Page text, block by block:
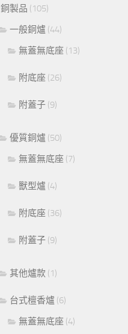
銅製品 (105)
一般銅爐 (44)
無蓋無底座 (13)
附底座 (26)
附蓋子 (9)
優質銅爐 (50)
無蓋無底座 (7)
獸型爐 (4)
附底座 (36)
附蓋子 (9)
其他爐款 (1)
台式檀香爐 (6)
無蓋無底座 (4)